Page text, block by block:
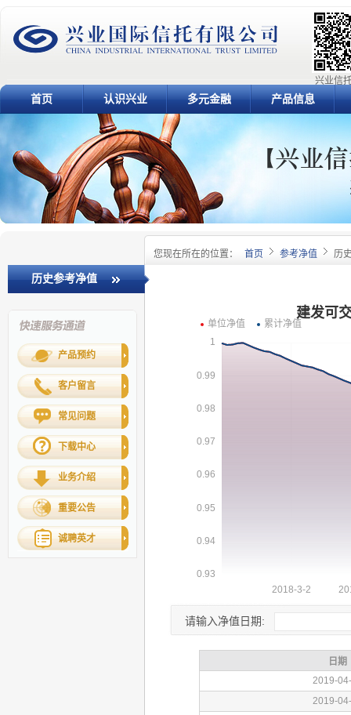
兴业信
首页 认识兴业 多元金融 产品信息
您现在所在的位置： 首页 参考净值 历
历史参考净值
产品预约
客户留言
常见问题
下载中心
业务介绍
重要公告
诚聘英才
请输入净值日期: